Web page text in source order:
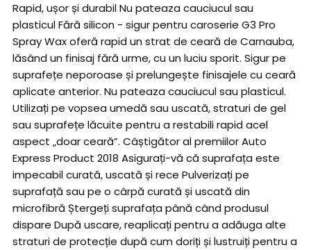
Rapid, ușor și durabil Nu pateaza cauciucul sau
plasticul Fără silicon - sigur pentru caroserie G3 Pro
Spray Wax oferă rapid un strat de ceară de Carnauba,
lăsând un finisaj fără urme, cu un luciu sporit. Sigur pe
suprafețe neporoase și prelungește finisajele cu ceară
aplicate anterior. Nu pateaza cauciucul sau plasticul.
Utilizați pe vopsea umedă sau uscată, straturi de gel
sau suprafețe lăcuite pentru a restabili rapid acel
aspect „doar ceară”. Câștigător al premiilor Auto
Express Product 2018 Asigurați-vă că suprafața este
impecabil curată, uscată și rece Pulverizați pe
suprafață sau pe o cârpă curată și uscată din
microfibră Ștergeți suprafața până când produsul
dispare După uscare, reaplicați pentru a adăuga alte
straturi de protecție după cum doriți și lustruiți pentru a